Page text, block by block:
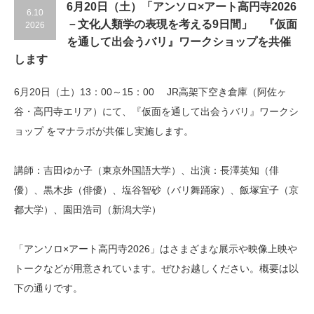
6.10
2026
6月20日（土）「アンソロ×アート高円寺2026
－文化人類学の表現を考える9日間」 『仮面
を通して出会うバリ』ワークショップを共催
します
6月20日（土）13：00～15：00 JR高架下空き倉庫（阿佐ヶ
谷・高円寺エリア）にて、『仮面を通して出会うバリ』ワークシ
ョップ をマナラボが共催し実施します。
講師：吉田ゆか子（東京外国語大学）、出演：長澤英知（俳
優）、黒木歩（俳優）、塩谷智砂（バリ舞踊家）、飯塚宜子（京
都大学）、園田浩司（新潟大学）
「アンソロ×アート高円寺2026」はさまざまな展示や映像上映や
トークなどが用意されています。ぜひお越しください。概要は以
下の通りです。